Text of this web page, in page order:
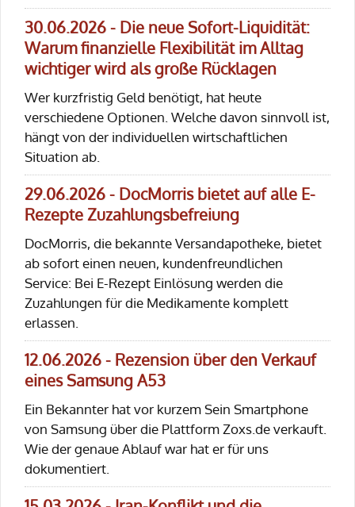
30.06.2026 - Die neue Sofort-Liquidität:
Warum finanzielle Flexibilität im Alltag
wichtiger wird als große Rücklagen
Wer kurzfristig Geld benötigt, hat heute
verschiedene Optionen. Welche davon sinnvoll ist,
hängt von der individuellen wirtschaftlichen
Situation ab.
29.06.2026 - DocMorris bietet auf alle E-
Rezepte Zuzahlungsbefreiung
DocMorris, die bekannte Versandapotheke, bietet
ab sofort einen neuen, kundenfreundlichen
Service: Bei E-Rezept Einlösung werden die
Zuzahlungen für die Medikamente komplett
erlassen.
12.06.2026 - Rezension über den Verkauf
eines Samsung A53
Ein Bekannter hat vor kurzem Sein Smartphone
von Samsung über die Plattform Zoxs.de verkauft.
Wie der genaue Ablauf war hat er für uns
dokumentiert.